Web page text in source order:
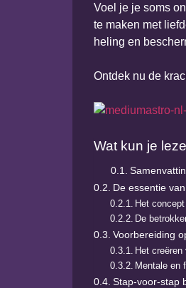
Voel je je soms
te maken met
heling en
Ontdek nu de
Wat kun je
De essentie
Het
De
Voorbereiding
Het
Mentale en
Stap-voor-stap